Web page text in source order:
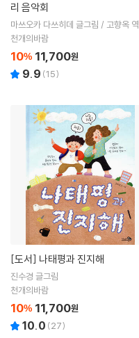
리 음악회
마쓰오카 다쓰히데 글그림 / 고향옥 역
천개의바람
10% 11,700원
9.9 (15)
[도서] 나태평과 진지해
진수경 글그림
천개의바람
10% 11,700원
10.0 (27)